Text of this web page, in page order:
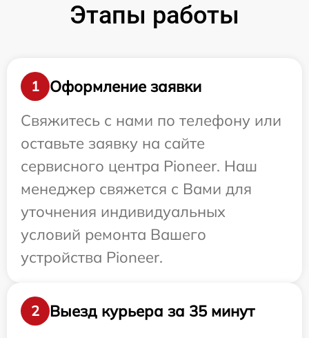
Этапы работы
1
Оформление заявки
Свяжитесь с нами по телефону или
оставьте заявку на сайте
сервисного центра Pioneer. Наш
менеджер свяжется с Вами для
уточнения индивидуальных
условий ремонта Вашего
устройства Pioneer.
2
Выезд курьера за 35 минут